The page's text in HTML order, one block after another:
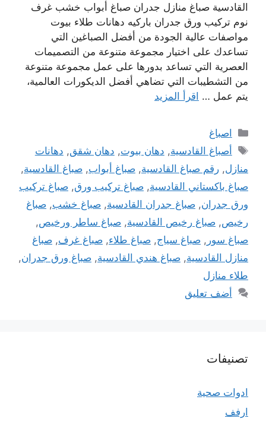
القادسية صباغ منازل جدران صباغ أبواب خشب غرف
نوم تركيب ورق جدران باركيه دهانات طلاء بيوت
مواصفات عالية الجودة من أفضل الصباغين التي
تساعدك على اختيار مجموعة متنوعة من التصميمات
العصرية التي تساعد بدورها على عمل مجموعة متنوعة
من التشطيبات التي تضاهي أفضل الديكورات العالمية،
يتم عمل … اقرأ المزيد
التصنيفات
اصباغ
الوسوم
أصباغ القادسية, دهان بيوت, دهان شقق, دهانات
منازل, رقم صباغ القادسية, صباغ أبواب, صباغ القادسية,
صباغ باكستاني القادسية, صباغ تركيب ورق, صباغ تركيب
ورق جدران, صباغ جدران القادسية, صباغ خشب, صباغ
رخيص, صباغ رخيص القادسية, صباغ ساطر ورخيص,
صباغ سور , صباغ سياج, صباغ طلاء, صباغ غرف, صباغ
منازل القادسية, صباغ هندي القادسية, صباغ ورق جدران,
طلاء منازل
أضف تعليق
تصنيفات
ادوات صحية
ارفف